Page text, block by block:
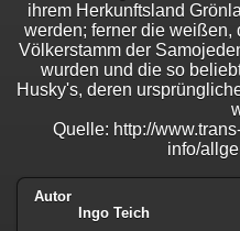
ihrem Herkunftsland
werden; ferner die
Völkerstamm der
wurden und die so
Husky's, deren
Quelle: http://
info/
Autor
Ingo Teich